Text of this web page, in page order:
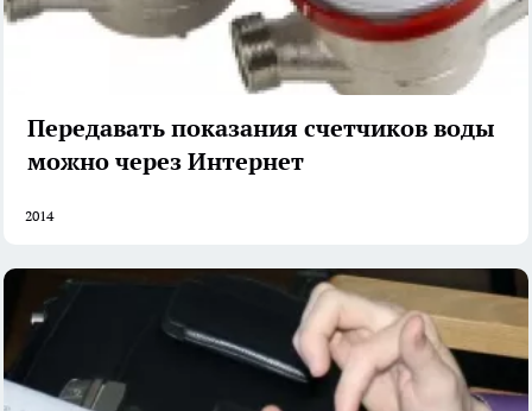
Передавать показания счетчиков воды
можно через Интернет
2014